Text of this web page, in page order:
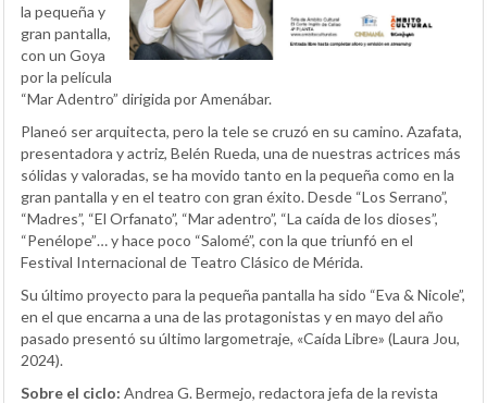
la pequeña y
gran pantalla,
con un Goya
por la película
“Mar Adentro” dirigida por Amenábar.
Planeó ser arquitecta, pero la tele se cruzó en su camino. Azafata,
presentadora y actriz, Belén Rueda, una de nuestras actrices más
sólidas y valoradas, se ha movido tanto en la pequeña como en la
gran pantalla y en el teatro con gran éxito. Desde “Los Serrano”,
“Madres”, “El Orfanato”, “Mar adentro”, “La caída de los dioses”,
“Penélope”… y hace poco “Salomé”, con la que triunfó en el
Festival Internacional de Teatro Clásico de Mérida.
Su último proyecto para la pequeña pantalla ha sido “Eva & Nicole”,
en el que encarna a una de las protagonistas y en mayo del año
pasado presentó su último largometraje, «Caída Libre» (Laura Jou,
2024).
Sobre el ciclo: Andrea G. Bermejo, redactora jefa de la revista